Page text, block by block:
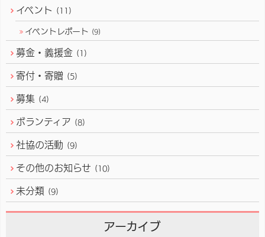
イベント (11)
イベントレポート (9)
募金・義援金 (1)
寄付・寄贈 (5)
募集 (4)
ボランティア (8)
社協の活動 (9)
その他のお知らせ (10)
未分類 (9)
アーカイブ